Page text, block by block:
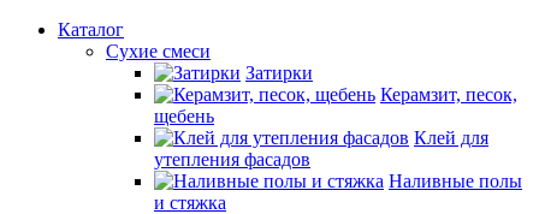
Каталог
Сухие смеси
Затирки
Керамзит, песок,
щебень
Клей для
утепления фасадов
Наливные полы
и стяжка